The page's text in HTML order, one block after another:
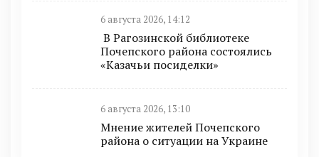
6 августа 2026, 14:12
В Рагозинской библиотеке
Почепского района состоялись
«Казачьи посиделки»
6 августа 2026, 13:10
Мнение жителей Почепского
района о ситуации на Украине